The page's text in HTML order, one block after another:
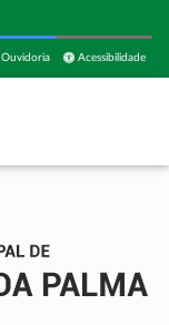
Acessibilidade
Ouvidoria